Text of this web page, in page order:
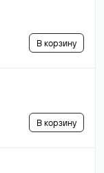
В корзину
В корзину